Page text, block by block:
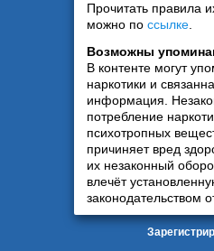
Прочитать правила
можно по ссылке
Возможны
В контенте могут
наркотики и
информация.
потребление
психотропных
причиняет вред
их незаконный
влечёт
законодательством